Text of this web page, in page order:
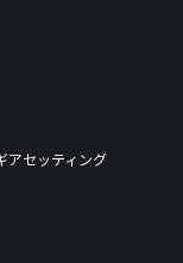
アセッティング